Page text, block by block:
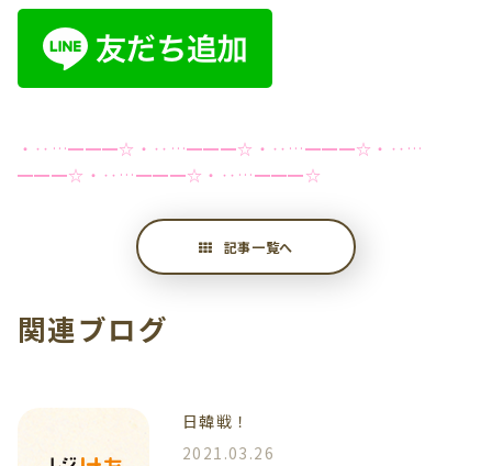
・‥…━━━☆・‥…━━━☆・‥…━━━☆・‥…
━━━☆・‥…━━━☆・‥…━━━☆
記事一覧へ
関連ブログ
日韓戦！
2021.03.26